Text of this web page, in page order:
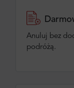
Anuluj bez
podróżą.